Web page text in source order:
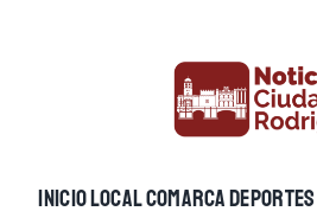
INICIOLOCALCOMARCADEPORTES